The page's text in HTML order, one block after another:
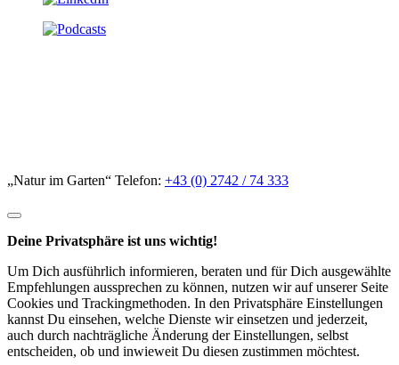
„Natur im Garten“ Telefon: +43 (0) 2742 / 74 333
Deine Privatsphäre ist uns wichtig!
Um Dich ausführlich informieren, beraten und für Dich ausgewählte
Empfehlungen aussprechen zu können, nutzen wir auf unserer Seite
Cookies und Trackingmethoden. In den Privatsphäre Einstellungen
kannst Du einsehen, welche Dienste wir einsetzen und jederzeit,
auch durch nachträgliche Änderung der Einstellungen, selbst
entscheiden, ob und inwieweit Du diesen zustimmen möchtest.